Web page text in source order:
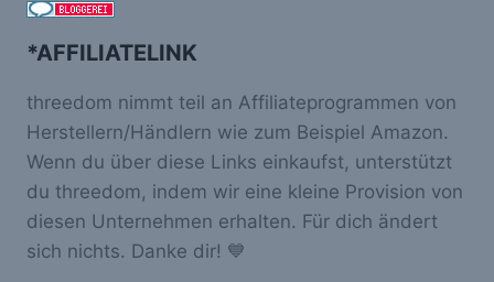
*AFFILIATELINK
threedom nimmt teil an Affiliateprogrammen von
Herstellern/Händlern wie zum Beispiel Amazon.
Wenn du über diese Links einkaufst, unterstützt
du threedom, indem wir eine kleine Provision von
diesen Unternehmen erhalten. Für dich ändert
sich nichts. Danke dir! 💙